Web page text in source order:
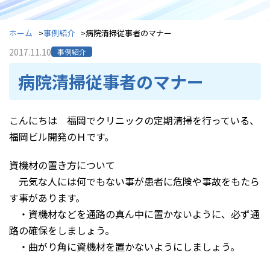
ホーム 事例紹介 病院清掃従事者のマナー
2017.11.10 事例紹介
病院清掃従事者のマナー
こんにちは 福岡でクリニックの定期清掃を行っている、
福岡ビル開発のＨです。
資機材の置き方について
元気な人には何でもない事が患者に危険や事故をもたら
す事があります。
・資機材などを通路の真ん中に置かないように、必ず通
路の確保をしましょう。
・曲がり角に資機材を置かないようにしましょう。